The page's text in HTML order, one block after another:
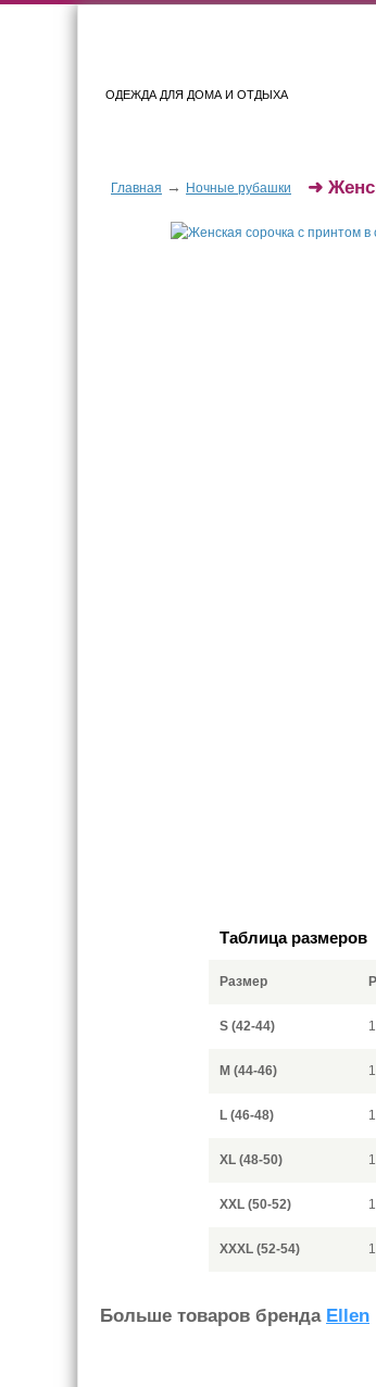
ОДЕЖДА ДЛЯ ДОМА И ОТДЫХА
Главная → Ночные рубашки ➜
Таблица размеров
Размер
S (42-44)
M (44-46)
L (46-48)
XL (48-50)
XXL (50-52)
XXXL (52-54)
Больше товаров бренда Ellen